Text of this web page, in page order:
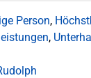
Person,
,